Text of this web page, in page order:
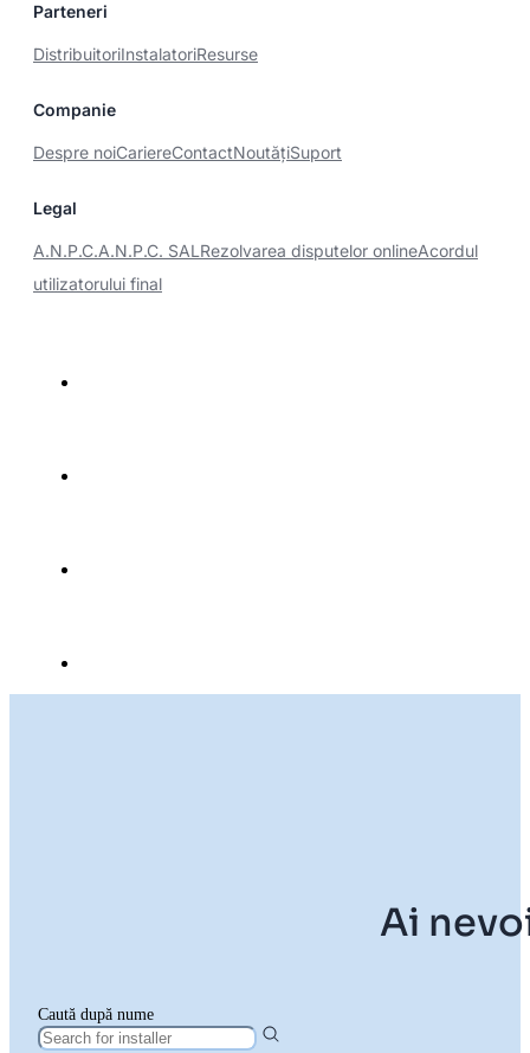
Parteneri
DistribuitoriInstalatoriResurse
Companie
Despre noiCariereContactNoutăţiSuport
Legal
A.N.P.C.A.N.P.C. SALRezolvarea disputelor onlineAcordul
utilizatorului final
Ai
Caută după nume